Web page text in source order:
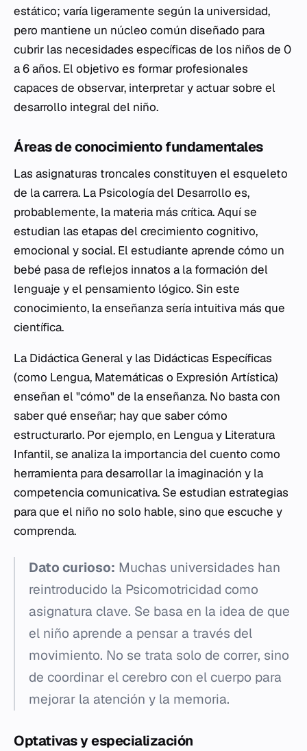
estático; varía ligeramente según la universidad,
pero mantiene un núcleo común diseñado para
cubrir las necesidades específicas de los niños de 0
a 6 años. El objetivo es formar profesionales
capaces de observar, interpretar y actuar sobre el
desarrollo integral del niño.
Áreas de conocimiento fundamentales
Las asignaturas troncales constituyen el esqueleto
de la carrera. La Psicología del Desarrollo es,
probablemente, la materia más crítica. Aquí se
estudian las etapas del crecimiento cognitivo,
emocional y social. El estudiante aprende cómo un
bebé pasa de reflejos innatos a la formación del
lenguaje y el pensamiento lógico. Sin este
conocimiento, la enseñanza sería intuitiva más que
científica.
La Didáctica General y las Didácticas Específicas
(como Lengua, Matemáticas o Expresión Artística)
enseñan el "cómo" de la enseñanza. No basta con
saber qué enseñar; hay que saber cómo
estructurarlo. Por ejemplo, en Lengua y Literatura
Infantil, se analiza la importancia del cuento como
herramienta para desarrollar la imaginación y la
competencia comunicativa. Se estudian estrategias
para que el niño no solo hable, sino que escuche y
comprenda.
Dato curioso: Muchas universidades han
reintroducido la Psicomotricidad como
asignatura clave. Se basa en la idea de que
el niño aprende a pensar a través del
movimiento. No se trata solo de correr, sino
de coordinar el cerebro con el cuerpo para
mejorar la atención y la memoria.
Optativas y especialización